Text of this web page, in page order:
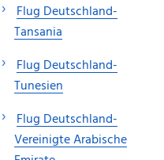
Flug Deutschland-
Tansania
Flug Deutschland-
Tunesien
Flug Deutschland-
Vereinigte Arabische